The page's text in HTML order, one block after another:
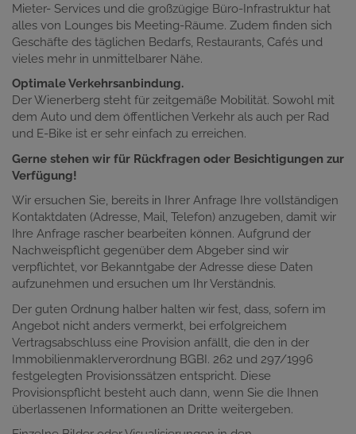
Mieter- Services und die großzügige Büro-Infrastruktur hat
alles von Lounges bis Meeting-Räume. Zudem finden sich
Geschäfte des täglichen Bedarfs, Restaurants, Cafés und
vieles mehr in unmittelbarer Nähe.
Optimale Verkehrsanbindung.
Der Wienerberg steht für zeitgemäße Mobilität. Sowohl mit
dem Auto und dem öffentlichen Verkehr als auch per Rad
und E-Bike ist er sehr einfach zu erreichen.
Gerne stehen wir für Rückfragen oder Besichtigungen zur
Verfügung!
Wir ersuchen Sie, bereits in Ihrer Anfrage Ihre vollständigen
Kontaktdaten (Adresse, Mail, Telefon) anzugeben, damit wir
Ihre Anfrage rascher bearbeiten können. Aufgrund der
Nachweispflicht gegenüber dem Abgeber sind wir
verpflichtet, vor Bekanntgabe der Adresse diese Daten
aufzunehmen und ersuchen um Ihr Verständnis.
Der guten Ordnung halber halten wir fest, dass, sofern im
Angebot nicht anders vermerkt, bei erfolgreichem
Vertragsabschluss eine Provision anfällt, die den in der
Immobilienmaklerverordnung BGBI. 262 und 297/1996
festgelegten Provisionssätzen entspricht. Diese
Provisionspflicht besteht auch dann, wenn Sie die Ihnen
überlassenen Informationen an Dritte weitergeben.